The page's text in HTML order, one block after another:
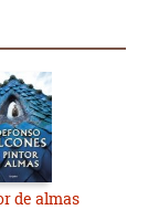
de almas